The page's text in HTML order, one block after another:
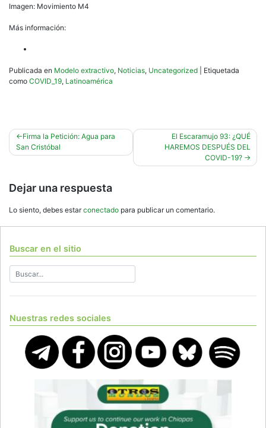
Imagen: Movimiento M4
Más información:
Publicada en Modelo extractivo, Noticias, Uncategorized
Etiquetada
como COVID_19, Latinoamérica
Navegación
de
Firma la Petición: Agua para
San Cristóbal
El Escaramujo 93: ¿QUÉ
HAREMOS DESPUÉS DEL
COVID-19?
Dejar una respuesta
Lo siento, debes estarconectado para publicar un comentario.
Buscar en el sitio
Nuestras redes sociales